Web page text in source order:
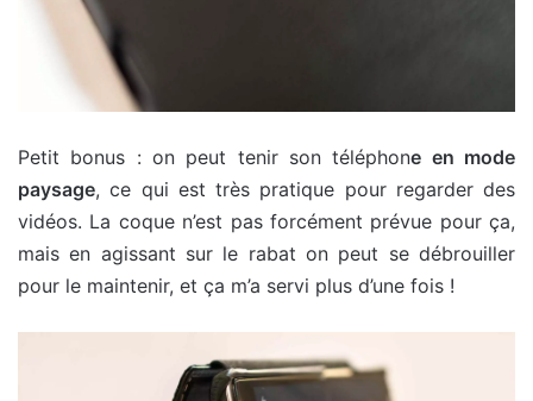
Petit bonus : on peut tenir son téléphone en mode
paysage, ce qui est très pratique pour regarder des
vidéos. La coque n’est pas forcément prévue pour ça,
mais en agissant sur le rabat on peut se débrouiller
pour le maintenir, et ça m’a servi plus d’une fois !